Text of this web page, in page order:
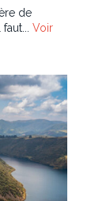
de
Voir